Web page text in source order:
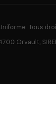
Tous
Orvault,